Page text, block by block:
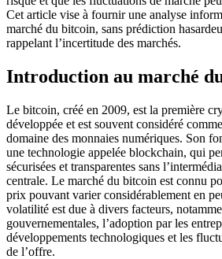
Cet article vise à fournir une analyse
marché du bitcoin, sans prédiction
rappelant l’incertitude des marchés.
Introduction au marché
Le bitcoin, créé en 2009, est la première
développée et est souvent considéré
domaine des monnaies numériques. Son
une technologie appelée blockchain, qui
sécurisées et transparentes sans
centrale. Le marché du bitcoin est connu
prix pouvant varier considérablement en
volatilité est due à divers facteurs,
gouvernementales, l’adoption par les
développements technologiques et les
de l’offre.